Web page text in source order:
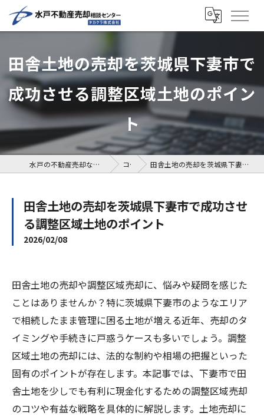
田舎土地の売却を茨城県下妻市で
成功させる調整区域土地のポイン
ト
水戸の不動産売却なら水戸不動産売却相談センター コラム 田舎土地の売却を茨城県下妻市で成功させる調整区域土地のポイント
田舎土地の売却を茨城県下妻市で成功させ
る調整区域土地のポイント
2026/02/08
田舎土地の売却や調整区域売却に、悩みや疑問を感じた
ことはありませんか？特に茨城県下妻市のようなエリア
で相続したまま管理に困る土地が増える近年、売却のタ
イミングや手続きに戸惑うケースも多いでしょう。調整
区域土地の売却には、法的な制約や相場の把握といった
固有のポイントが存在します。本記事では、下妻市で田
舎土地を少しでも有利に現金化するための調整区域売却
のコツや有益な戦略を具体的に解説します。土地売却に